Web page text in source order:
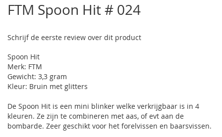
het
begin
de
gallerij
FTM Spoon Hit # 024
Schrijf de eerste review over dit product
Spoon Hit
Merk: FTM
Gewicht: 3,3 gram
Kleur: Bruin met glitters
De Spoon Hit is een mini blinker welke verkrijgbaar is in 4
kleuren. Ze zijn te combineren met aas, of evt aan de
bombarde. Zeer geschikt voor het forelvissen en baarsvissen.